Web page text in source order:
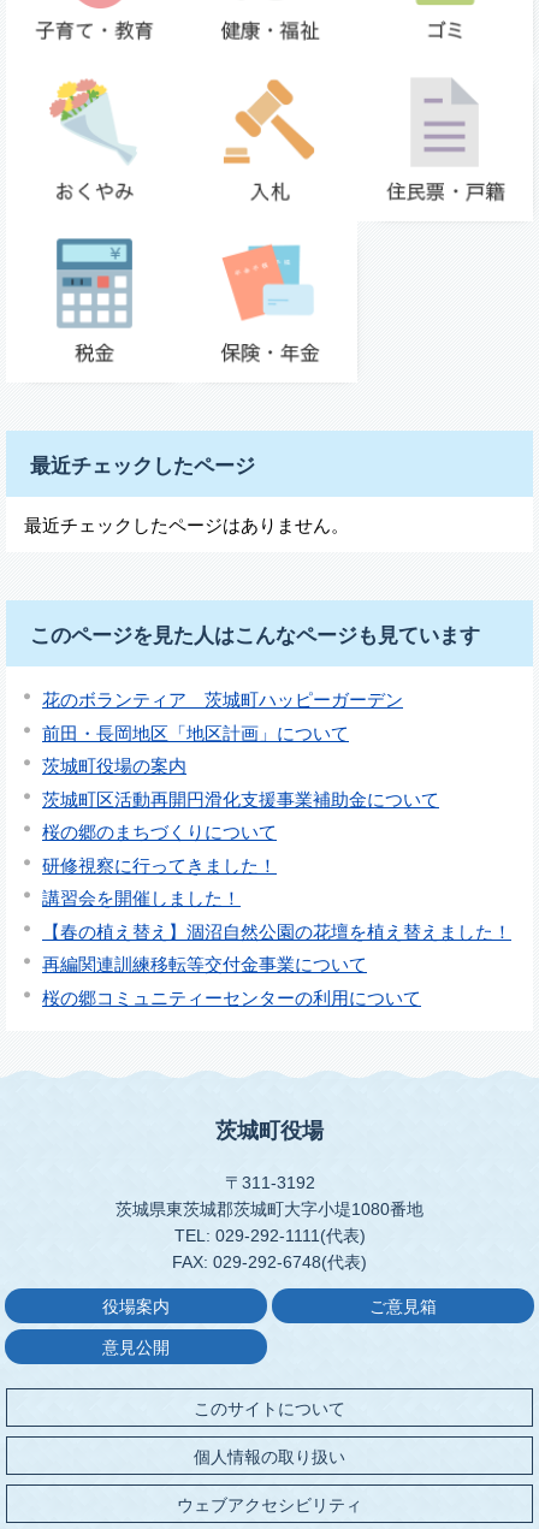
最近チェックしたページ
最近チェックしたページはありません。
このページを見た人はこんなページも見ています
花のボランティア 茨城町ハッピーガーデン
前田・長岡地区「地区計画」について
茨城町役場の案内
茨城町区活動再開円滑化支援事業補助金について
桜の郷のまちづくりについて
研修視察に行ってきました！
講習会を開催しました！
【春の植え替え】涸沼自然公園の花壇を植え替えました！
再編関連訓練移転等交付金事業について
桜の郷コミュニティーセンターの利用について
茨城町役場
〒311-3192
茨城県東茨城郡茨城町大字小堤1080番地
TEL: 029-292-1111(代表)
FAX: 029-292-6748(代表)
役場案内 ご意見箱
意見公開
このサイトについて
個人情報の取り扱い
ウェブアクセシビリティ